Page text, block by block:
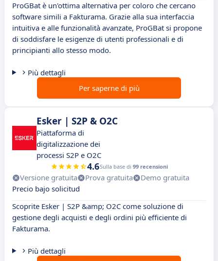
ProGBat è un'ottima alternativa per coloro che cercano
software simili a Fakturama. Grazie alla sua interfaccia
intuitiva e alle funzionalità avanzate, ProGBat si propone
di soddisfare le esigenze di utenti professionali e di
principianti allo stesso modo.
Più dettagli
Per saperne di più
Esker | S2P & O2C
Piattaforma di
digitalizzazione dei
processi S2P e O2C
4.6Sulla base di 99 recensioni
Versione gratuita Prova gratuita
Demo gratuita
Precio bajo solicitud
Scoprite Esker | S2P &amp; O2C come soluzione di
gestione degli acquisti e degli ordini più efficiente di
Fakturama.
Più dettagli